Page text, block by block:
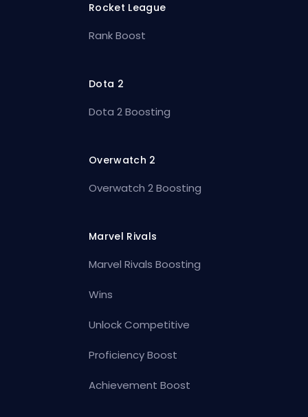
Rocket League
Rank Boost
Dota 2
Dota 2 Boosting
Overwatch 2
Overwatch 2 Boosting
Marvel Rivals
Marvel Rivals Boosting
Wins
Unlock Competitive
Proficiency Boost
Achievement Boost